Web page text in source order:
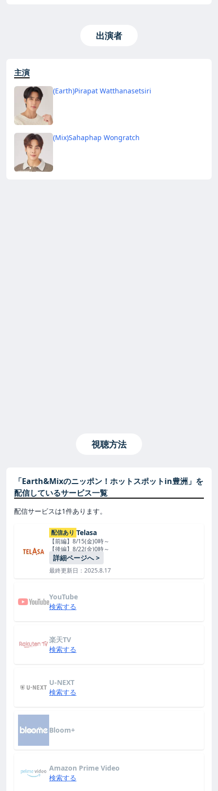
出演者
主演
(Earth)Pirapat Watthanasetsiri
(Mix)Sahaphap Wongratch
視聴方法
「Earth&Mixのニッポン！ホットスポットin豊洲」を
配信しているサービス一覧
配信サービスは1件あります。
配信あり Telasa
【前編】8/15(金)0時～
【後編】8/22(金)0時～
詳細ページへ >
最終更新日：2025.8.17
YouTube
検索する
楽天TV
検索する
U-NEXT
検索する
Bloom+
Amazon Prime Video
検索する